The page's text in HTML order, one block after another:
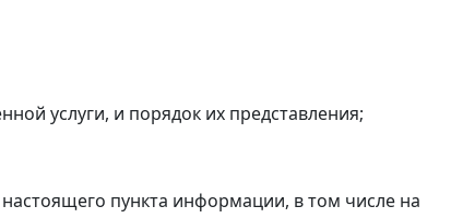
услуги, и порядок их представления;
пункта информации, в том числе на